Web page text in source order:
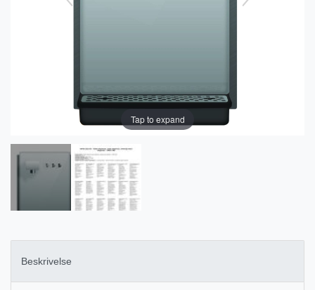
Tap to expand
Beskrivelse